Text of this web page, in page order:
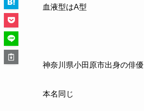
血液型はA型
神奈川県小田原市出身の俳優
本名同じ